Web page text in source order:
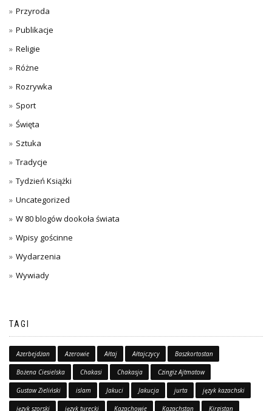
Przyroda
Publikacje
Religie
Różne
Rozrywka
Sport
Święta
Sztuka
Tradycje
Tydzień Książki
Uncategorized
W 80 blogów dookoła świata
Wpisy gościnne
Wydarzenia
Wywiady
TAGI
Azerbejdżan Azerowie Ałtaj Ałtajczycy Baszkortostan
Bożena Ciesielska Chakasi Chakasja Czingiz Ajtmatow
Gustaw Zieliński islam Jakuci Jakucja jurta język kazachski
język szorski język turecki Kazachowie Kazachstan Kirgistan